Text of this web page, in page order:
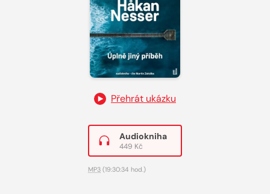
Přehrát ukázku
Audiokniha
449 Kč
MP3 (19:30:34 hod.)